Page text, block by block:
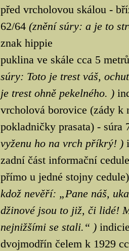
před vrcholovou skálou -
62/64 (znění súry: a je to
znak hippie
puklina ve skále cca 5
súry: Toto je trest váš,
je trest ohně pekelného. )
vrcholová borovice (zády k
pokladničky prasata) - súra
vyženu ho na vrch příkrý! )
zadní část informační
přímo u jedné stojny
kdož nevěří: „Pane náš,
džinové jsou to již, či lidé!
nejnižšími se stali.“ )
dvojmodřín čelem k 1929